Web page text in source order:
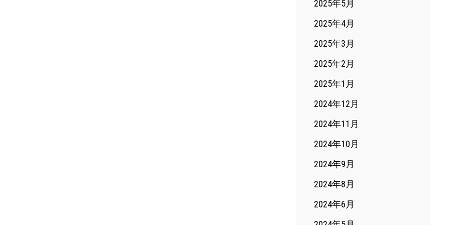
2025年5月
2025年4月
2025年3月
2025年2月
2025年1月
2024年12月
2024年11月
2024年10月
2024年9月
2024年8月
2024年6月